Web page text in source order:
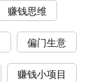
赚钱思维
偏门生意
赚钱小项目